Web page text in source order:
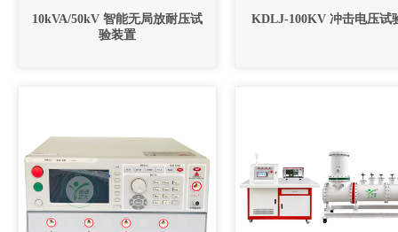
10kVA/50kV 智能无局放耐压试
验装置
KDLJ-100KV 冲击电压试